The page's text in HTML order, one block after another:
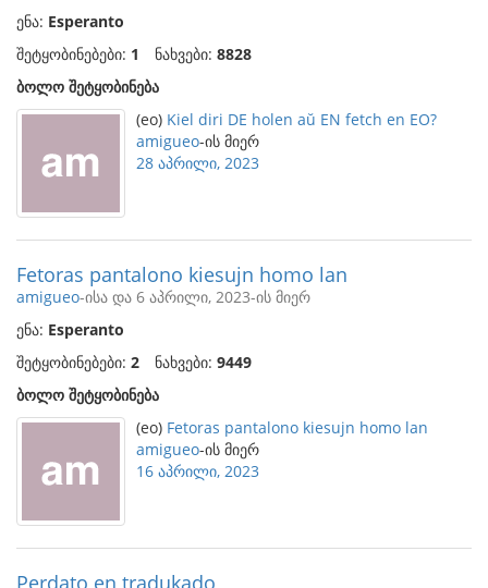
ენა: Esperanto
შეტყობინებები: 1 ნახვები: 8828
ბოლო შეტყობინება
(eo) Kiel diri DE holen aŭ EN fetch en EO?
amigueo-ის მიერ
28 აპრილი, 2023
Fetoras pantalono kiesujn homo lan
amigueo-ისა და 6 აპრილი, 2023-ის მიერ
ენა: Esperanto
შეტყობინებები: 2 ნახვები: 9449
ბოლო შეტყობინება
(eo) Fetoras pantalono kiesujn homo lan
amigueo-ის მიერ
16 აპრილი, 2023
Perdato en tradukado